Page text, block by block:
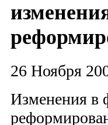
26 Ноября
Изменения в